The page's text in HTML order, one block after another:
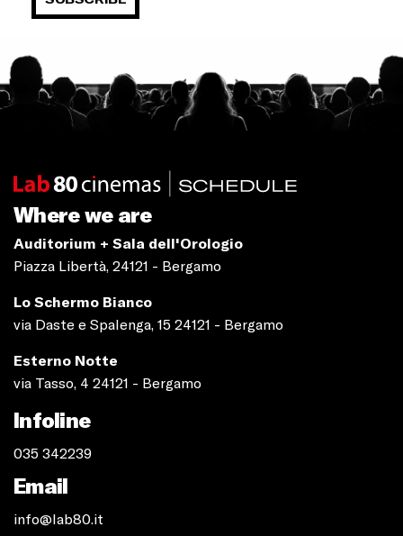
Where we are
Auditorium + Sala dell'Orologio
Piazza Libertà, 24121 - Bergamo
Lo Schermo Bianco
via Daste e Spalenga, 15 24121 - Bergamo
Esterno Notte
via Tasso, 4 24121 - Bergamo
Infoline
035 342239
Email
info@lab80.it